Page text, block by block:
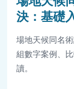
決：基礎
場地天候同名
組數字案例、
讀。